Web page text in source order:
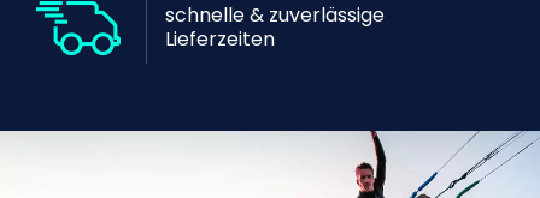
schnelle & zuverlässige
Lieferzeiten